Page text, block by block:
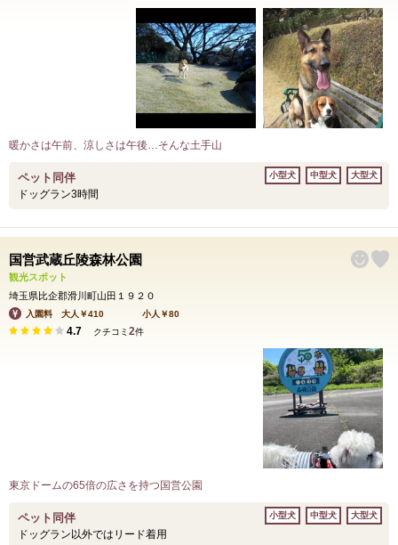
暖かさは午前、涼しさは午後…そんな土手山
ペット同伴
ドッグラン3時間
小型犬 中型犬 大型犬
国営武蔵丘陵森林公園
観光スポット
埼玉県比企郡滑川町山田１９２０
入園料 大人￥410 小人￥80
4.7 クチコミ 2件
東京ドームの65倍の広さを持つ国営公園
ペット同伴
ドッグラン以外ではリード着用
小型犬 中型犬 大型犬